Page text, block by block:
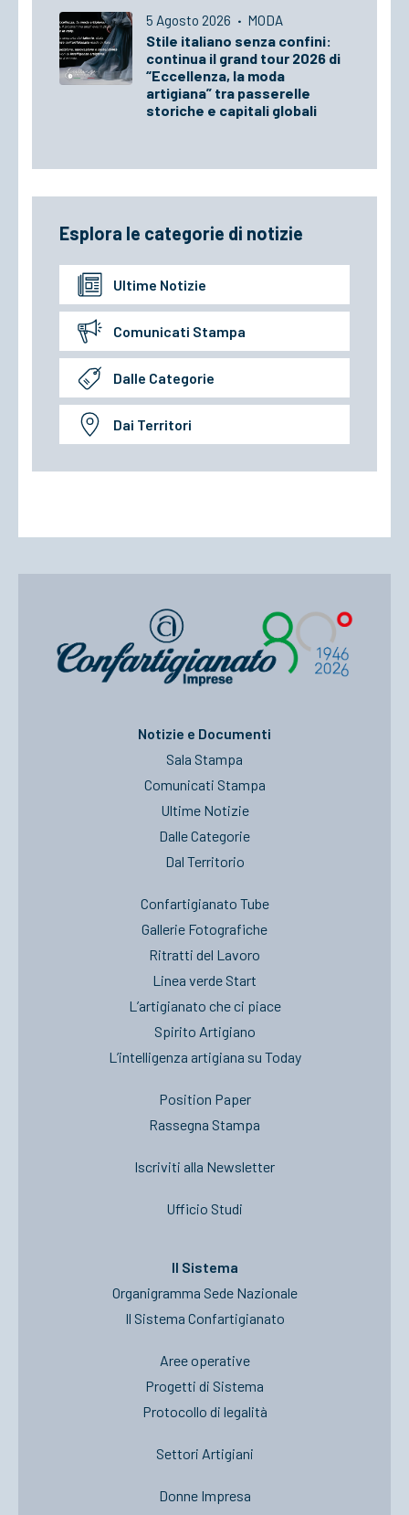
5 Agosto 2026 · MODA
Stile italiano senza confini:
continua il grand tour 2026 di
“Eccellenza, la moda
artigiana” tra passerelle
storiche e capitali globali
Esplora le categorie di notizie
Ultime Notizie
Comunicati Stampa
Dalle Categorie
Dai Territori
Notizie e Documenti
Sala Stampa
Comunicati Stampa
Ultime Notizie
Dalle Categorie
Dal Territorio
Confartigianato Tube
Gallerie Fotografiche
Ritratti del Lavoro
Linea verde Start
L’artigianato che ci piace
Spirito Artigiano
L’intelligenza artigiana su Today
Position Paper
Rassegna Stampa
Iscriviti alla Newsletter
Ufficio Studi
Il Sistema
Organigramma Sede Nazionale
Il Sistema Confartigianato
Aree operative
Progetti di Sistema
Protocollo di legalità
Settori Artigiani
Donne Impresa